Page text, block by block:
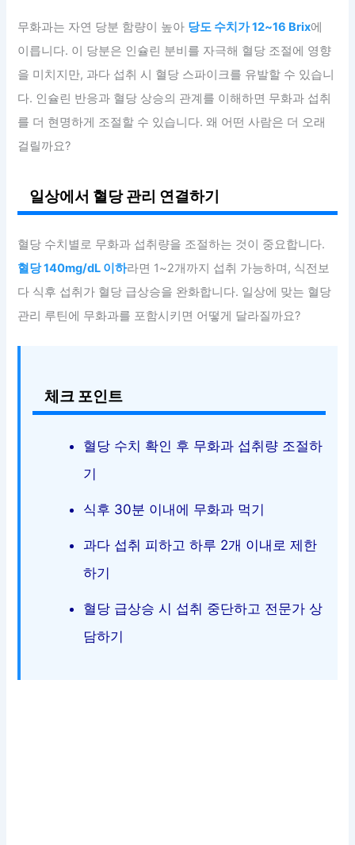
무화과는 자연 당분 함량이 높아 당도 수치가 12~16 Brix에
이릅니다. 이 당분은 인슐린 분비를 자극해 혈당 조절에 영향
을 미치지만, 과다 섭취 시 혈당 스파이크를 유발할 수 있습니
다. 인슐린 반응과 혈당 상승의 관계를 이해하면 무화과 섭취
를 더 현명하게 조절할 수 있습니다. 왜 어떤 사람은 더 오래
걸릴까요?
일상에서 혈당 관리 연결하기
혈당 수치별로 무화과 섭취량을 조절하는 것이 중요합니다.
혈당 140mg/dL 이하라면 1~2개까지 섭취 가능하며, 식전보
다 식후 섭취가 혈당 급상승을 완화합니다. 일상에 맞는 혈당
관리 루틴에 무화과를 포함시키면 어떻게 달라질까요?
체크 포인트
혈당 수치 확인 후 무화과 섭취량 조절하
기
식후 30분 이내에 무화과 먹기
과다 섭취 피하고 하루 2개 이내로 제한
하기
혈당 급상승 시 섭취 중단하고 전문가 상
담하기